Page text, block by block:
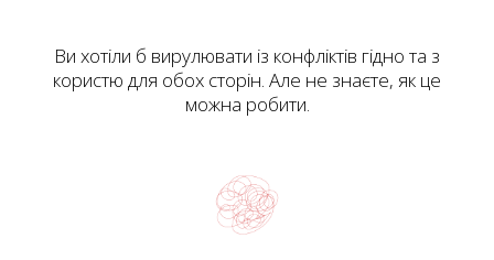
Ви хотіли б вирулювати із конфліктів гідно та з
користю для обох сторін. Але не знаєте, як це
можна робити.